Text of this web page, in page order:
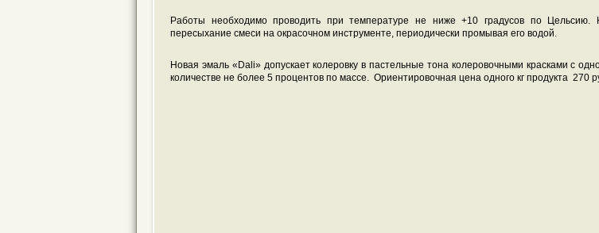
Работы необходимо проводить при температуре не ниже +10 градусов по Цельсию.
пересыхание смеси на окрасочном инструменте, периодически промывая его водой.
Новая эмаль «Dali» допускает колеровку в пастельные тона колеровочными красками с
количестве не более 5 процентов по массе. Ориентировочная цена одного кг продукта 270